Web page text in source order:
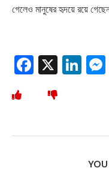
গেলেও মানুষের হৃদয়ে রয়ে
X